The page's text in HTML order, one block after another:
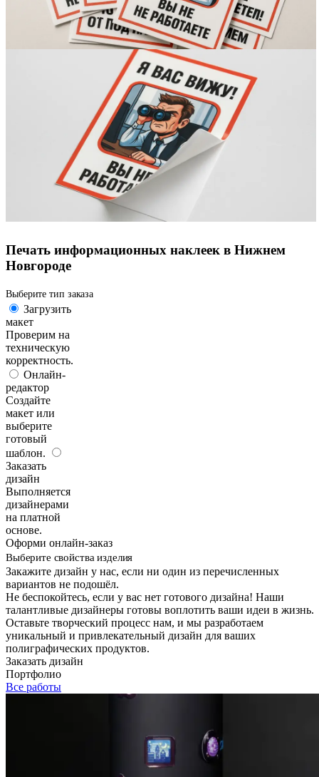
Печать информационных наклеек в Нижнем
Новгороде
Выберите тип заказа
Загрузить
макет
Проверим на
техническую
корректность.
Онлайн-
редактор
Создайте
макет или
выберите
готовый
шаблон.
Заказать
дизайн
Выполняется
дизайнерами
на платной
основе.
Оформи онлайн-заказ
Выберите свойства изделия
Закажите дизайн у нас, если ни один из перечисленных
вариантов не подошёл.
Не беспокойтесь, если у вас нет готового дизайна! Наши
талантливые дизайнеры готовы воплотить ваши идеи в жизнь.
Оставьте творческий процесс нам, и мы разработаем
уникальный и привлекательный дизайн для ваших
полиграфических продуктов.
Заказать дизайн
Портфолио
Все работы